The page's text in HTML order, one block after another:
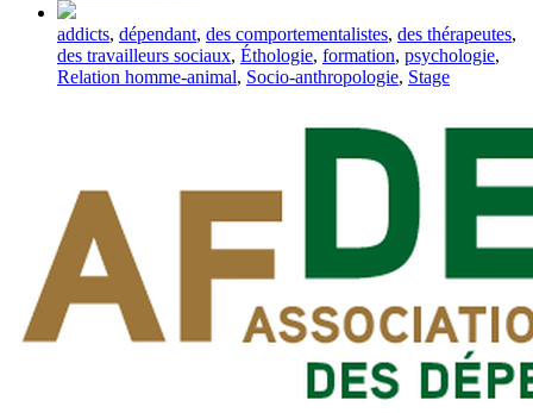
Tagged
with
addicts, dépendant, des comportementalistes, des thérapeutes,
des travailleurs sociaux, Éthologie, formation, psychologie,
Relation homme-animal, Socio-anthropologie, Stage